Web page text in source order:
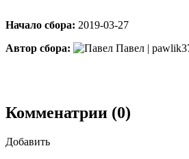
Начало сбора: 2019-03-27
Автор сбора:
Павел |
Комменатрии (0)
Добавить